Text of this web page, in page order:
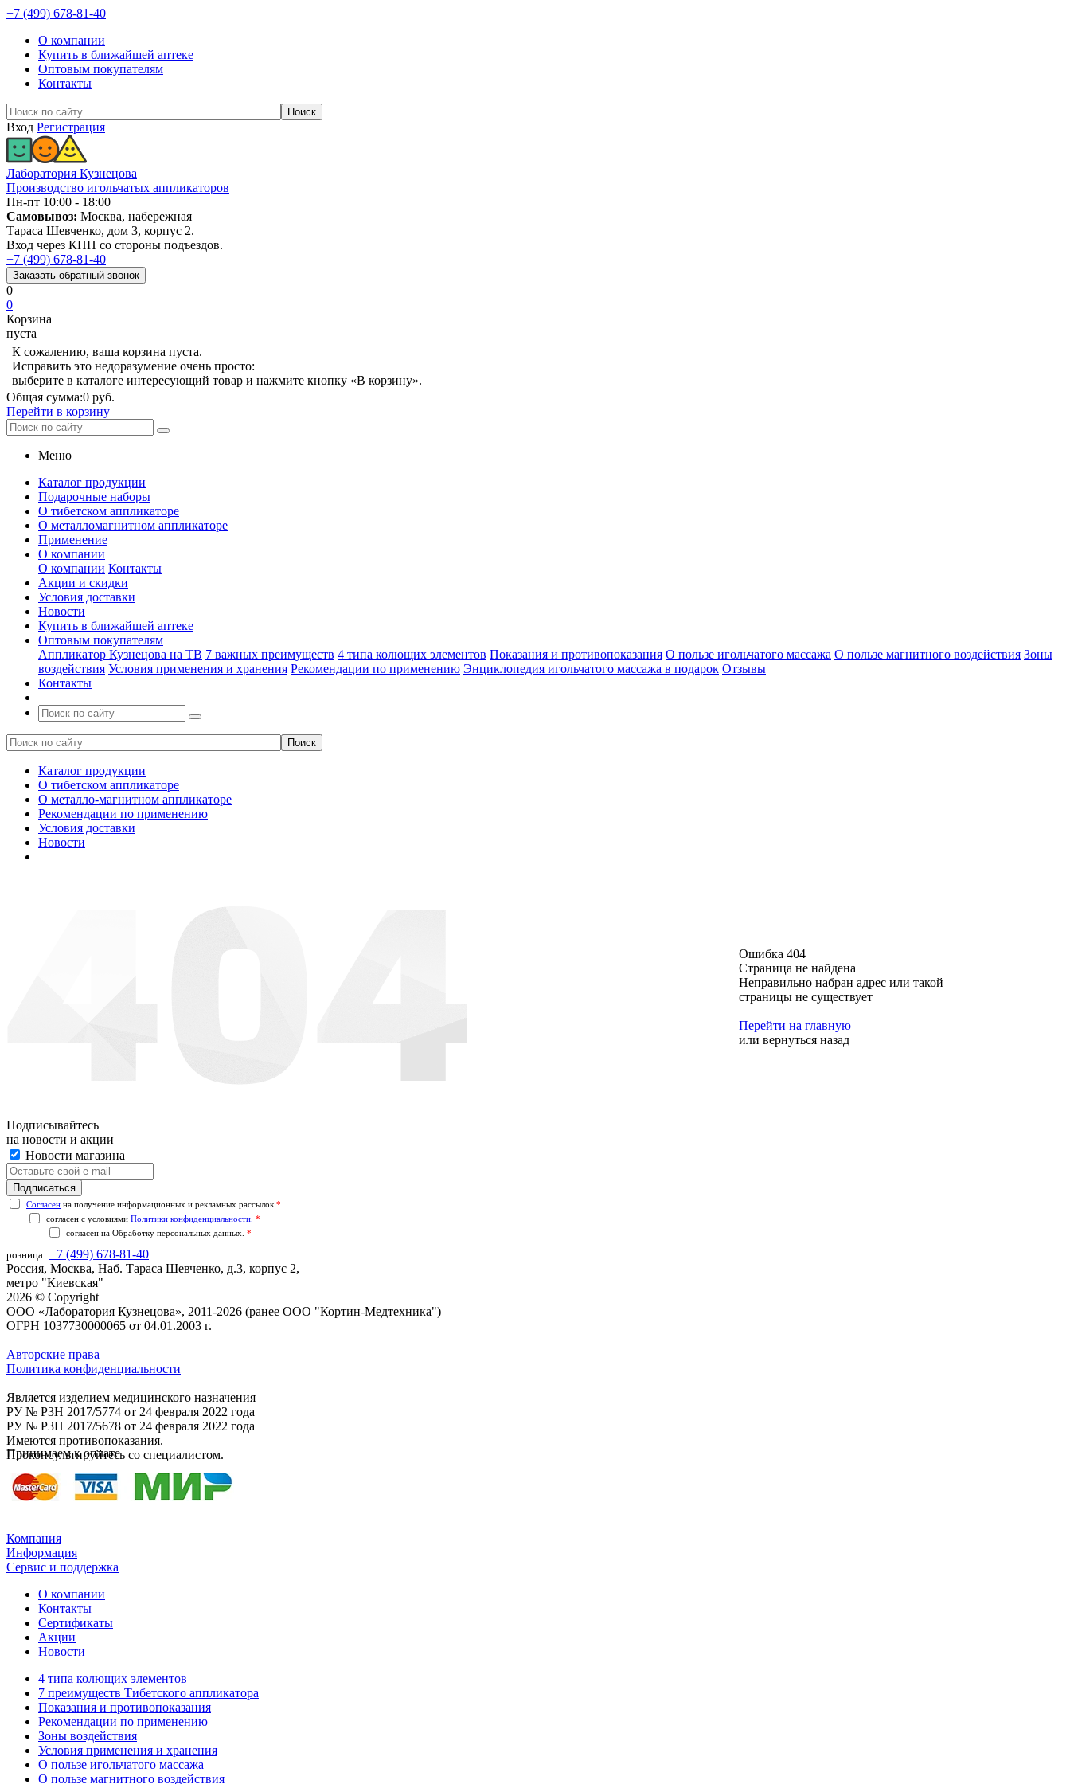
+7 (499) 678-81-40
О компании
Купить в ближайшей аптеке
Оптовым покупателям
Контакты
Вход Регистрация
Лаборатория Кузнецова
Производство игольчатых аппликаторов
Пн-пт 10:00 - 18:00
Самовывоз: Москва, набережная
Тараса Шевченко, дом 3, корпус 2.
Вход через КПП со стороны подъездов.
+7 (499) 678-81-40
Заказать обратный звонок
0
0
Корзина
пуста
К сожалению, ваша корзина пуста.
Исправить это недоразумение очень просто:
выберите в каталоге интересующий товар и нажмите кнопку «В корзину».
Общая сумма:0 руб.
Перейти в корзину
Меню
Каталог продукции
Подарочные наборы
О тибетском аппликаторе
О металломагнитном аппликаторе
Применение
О компании
О компании Контакты
Акции и скидки
Условия доставки
Новости
Купить в ближайшей аптеке
Оптовым покупателям
Аппликатор Кузнецова на ТВ 7 важных преимуществ 4 типа колющих элементов Показания и противопоказания О пользе игольчатого массажа О пользе магнитного воздействия Зоны
воздействия Условия применения и хранения Рекомендации по применению Энциклопедия игольчатого массажа в подарок Отзывы
Контакты
Каталог продукции
О тибетском аппликаторе
О металло-магнитном аппликаторе
Рекомендации по применению
Условия доставки
Новости
Ошибка 404
Страница не найдена
Неправильно набран адрес или такой
страницы не существует
Перейти на главную
или вернуться назад
Подписывайтесь
на новости и акции
Новости магазина
Согласен на получение информационных и рекламных рассылок *
согласен с условиями Политики конфиденциальности. *
согласен на Обработку персональных данных. *
розница: +7 (499) 678-81-40
Россия, Москва, Наб. Тараса Шевченко, д.3, корпус 2,
метро "Киевская"
2026 © Copyright
ООО «Лаборатория Кузнецова», 2011-2026 (ранее ООО "Кортин-Медтехника")
ОГРН 1037730000065 от 04.01.2003 г.
Авторские права
Политика конфиденциальности
Является изделием медицинского назначения
РУ № P3H 2017/5774 от 24 февраля 2022 года
РУ № P3H 2017/5678 от 24 февраля 2022 года
Имеются противопоказания.
Проконсультируйтесь со специалистом.
Принимаем к оплате
Компания
Информация
Сервис и поддержка
О компании
Контакты
Сертификаты
Акции
Новости
4 типа колющих элементов
7 преимуществ Тибетского аппликатора
Показания и противопоказания
Рекомендации по применению
Зоны воздействия
Условия применения и хранения
О пользе игольчатого массажа
О пользе магнитного воздействия